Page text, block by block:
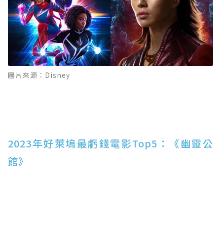
圖片來源：Disney
2023年好萊塢最虧錢電影Top5：《幽靈公
館》